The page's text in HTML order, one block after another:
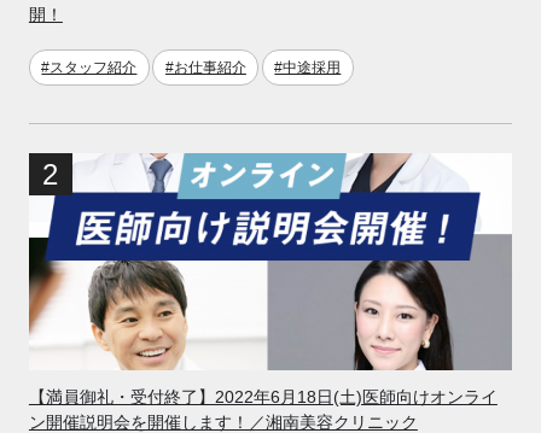
開！
#スタッフ紹介 #お仕事紹介 #中途採用
【満員御礼・受付終了】2022年6月18日(土)医師向けオンライ
ン開催説明会を開催します！／湘南美容クリニック